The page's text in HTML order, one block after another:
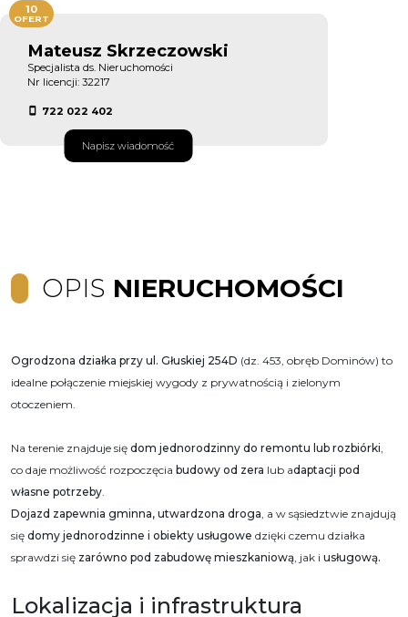
Mateusz Skrzeczowski
Specjalista ds. Nieruchomości
Nr licencji: 32217
722 022 402
Napisz wiadomość
10
OFERT
OPIS NIERUCHOMOŚCI
Ogrodzona działka przy u l. Głuskiej 254D (dz. 453, obręb Dominów) to
idealne połączenie miejskiej wygody z prywatnością i zielonym
otoczeniem.
Na terenie znajduje się dom jednorodzinny do remontu lub rozbiórki
co daje możliwość rozpoczęcia budowy od zera lub adaptacji pod
własne potrzeby
Dojazd zapewnia gminna, utwardzona droga , a w sąsiedztwie znajdują
się domy jednorodzinne i obiekty usługowe dzięki czemu działka
sprawdzi się zarówno pod zabudowę mieszkaniową , jak i usługową.
Lokalizacja i infrastruktura